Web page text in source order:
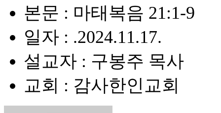
본문 : 마태복음 21:1-9
일자 : .2024.11.17.
설교자 : 구봉주 목사
교회 : 감사한인교회